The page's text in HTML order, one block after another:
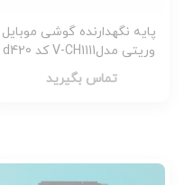
پایه نگهدارنده گوشی موبایل
وریتی مدلV-CH1111 کد d420
تماس بگیرید